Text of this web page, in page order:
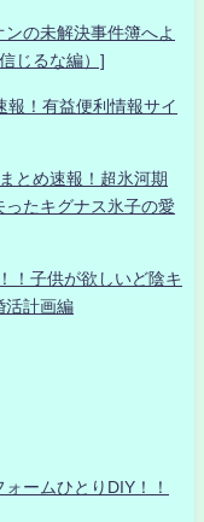
の未解決事件簿へよ
じるな編）]
！有益便利情報サイ
とめ速報！超氷河期
たキグナス氷子の愛
！子供が欲しいど陰キ
活計画編
ームひとりDIY！！